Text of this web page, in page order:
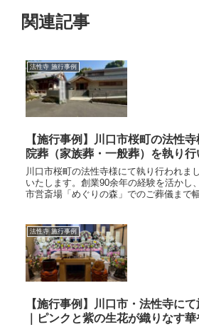
関連記事
法性寺 施行事例
【施行事例】川口市桜町の法性
院葬（家族葬・一般葬）を執り行
川口市桜町の法性寺様にて執り行われま
いたします。創業90余年の経験を活かし
市営斎場「めぐりの森」でのご葬儀まで
法性寺 施行事例
【施行事例】川口市・法性寺に
｜ピンクと紫の生花が織りなす